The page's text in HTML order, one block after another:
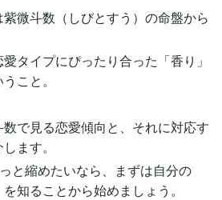
微斗数（しびとすう）の命盤から
タイプにぴったり合った「香り」
こと。
で見る恋愛傾向と、それに対応す
ます。
と縮めたいなら、まずは自分の
知ることから始めましょう。